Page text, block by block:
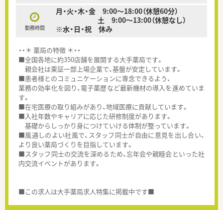
勤務時間
月・火・木・金 9:00～18:00（休憩60分）
土 9:00～13:00（休憩なし）
※水・日・祝 休み
・・＊ 薬局の特徴 ＊・・
■全国各地に約350店舗を展開する大手薬局です。
親会社は東証一部上場企業で、基盤が安定しています。
■患者様とのコミュニケーションに専念できるよう、
業務の効率化を図り、電子薬歴など最新機材の導入を進めていま
す。
■在宅医療の取り組みがあり、地域医療に貢献しています。
■入社年数やキャリアに応じた研修制度があります。
基礎からしっかり身につけていける体制が整っています。
■風通しのよい社風で、スタッフ同士が自由に意見を出し合い、
より良い薬局づくりを目指しています。
■スタッフ同士の交流を深めるため、忘年会や親睦会といった社
内交流イベントがあります。
■この求人は大手薬局求人特集に掲載中です■